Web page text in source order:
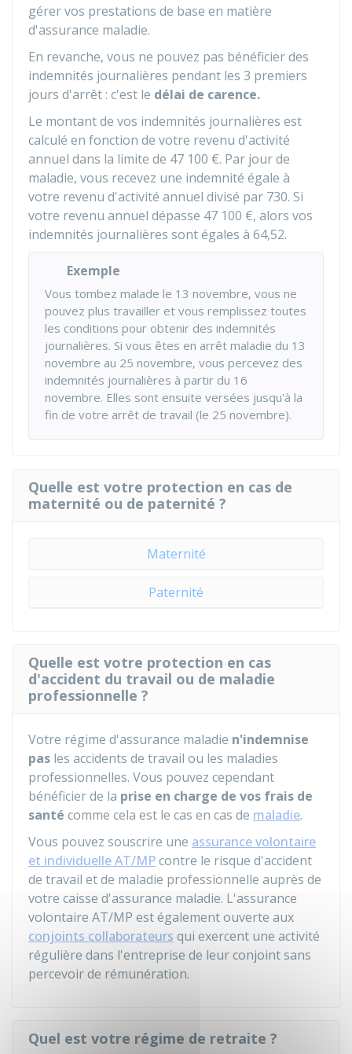
gérer vos prestations de base en matière
d'assurance maladie.
En revanche, vous ne pouvez pas bénéficier des
indemnités journalières pendant les 3 premiers
jours d'arrêt : c'est le délai de carence.
Le montant de vos indemnités journalières est
calculé en fonction de votre revenu d'activité
annuel dans la limite de 47 100 €. Par jour de
maladie, vous recevez une indemnité égale à
votre revenu d'activité annuel divisé par 730. Si
votre revenu annuel dépasse 47 100 €, alors vos
indemnités journalières sont égales à 64,52.
Exemple
Vous tombez malade le 13 novembre, vous ne
pouvez plus travailler et vous remplissez toutes
les conditions pour obtenir des indemnités
journalières. Si vous êtes en arrêt maladie du 13
novembre au 25 novembre, vous percevez des
indemnités journalières à partir du 16
novembre. Elles sont ensuite versées jusqu'à la
fin de votre arrêt de travail (le 25 novembre).
Quelle est votre protection en cas de
maternité ou de paternité ?
Maternité
Paternité
Quelle est votre protection en cas
d'accident du travail ou de maladie
professionnelle ?
Votre régime d'assurance maladie n'indemnise
pas les accidents de travail ou les maladies
professionnelles. Vous pouvez cependant
bénéficier de la prise en charge de vos frais de
santé comme cela est le cas en cas de maladie.
Vous pouvez souscrire une assurance volontaire
et individuelle AT/MPcontre le risque d'accident
de travail et de maladie professionnelle auprès de
votre caisse d'assurance maladie. L'assurance
volontaire AT/MP est également ouverte aux
conjoints collaborateurs qui exercent une activité
régulière dans l'entreprise de leur conjoint sans
percevoir de rémunération.
Quel est votre régime de retraite ?